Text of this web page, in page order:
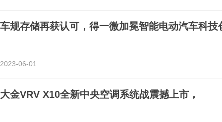
车规存储再获认可，得一微加冕智能电动汽车科技
2023-06-01
大金VRV X10全新中央空调系统战震撼上市，